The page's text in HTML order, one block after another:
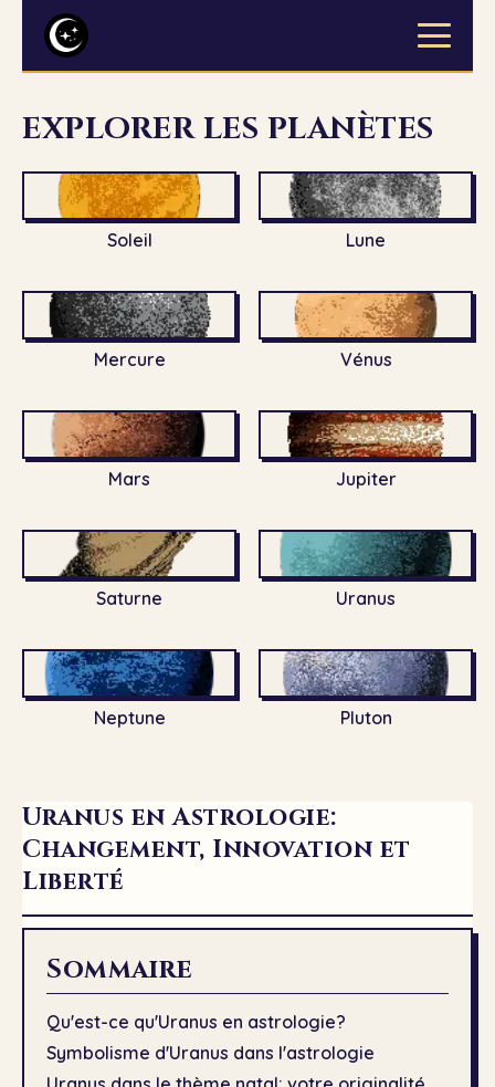
EXPLORER LES PLANÈTES
Soleil Lune
Mercure Vénus
Mars Jupiter
Saturne Uranus
Neptune Pluton
Uranus en Astrologie:
Changement, Innovation et
Liberté
Sommaire
Qu'est-ce qu'Uranus en astrologie?
Symbolisme d'Uranus dans l'astrologie